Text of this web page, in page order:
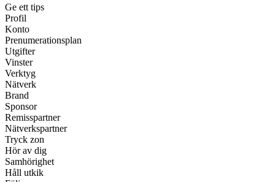
Ge ett tips
Profil
Konto
Prenumerationsplan
Utgifter
Vinster
Verktyg
Nätverk
Brand
Sponsor
Remisspartner
Nätverkspartner
Tryck zon
Hör av dig
Samhörighet
Håll utkik